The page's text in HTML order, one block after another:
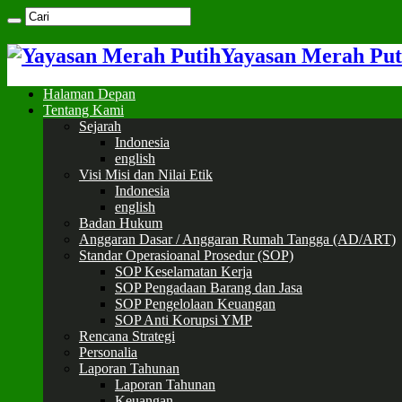
Yayasan Merah
Halaman Depan
Tentang Kami
Sejarah
Indonesia
english
Visi Misi dan Nilai Etik
Indonesia
english
Badan Hukum
Anggaran Dasar / Anggaran Rumah Tangga (AD/ART)
Standar Operasioanal Prosedur (SOP)
SOP Keselamatan Kerja
SOP Pengadaan Barang dan Jasa
SOP Pengelolaan Keuangan
SOP Anti Korupsi YMP
Rencana Strategi
Personalia
Laporan Tahunan
Laporan Tahunan